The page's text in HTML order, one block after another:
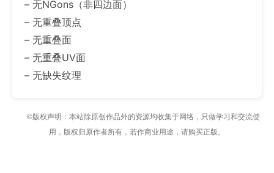
– 无NGons（非四边面）
– 无重叠顶点
– 无重叠面
– 无重叠UV面
– 无缺失纹理
©版权声明：本站除原创作品外的资源均收集于网络，只做学习和交流使
用，版权归原作者所有，若作商业用途，请购买正版。